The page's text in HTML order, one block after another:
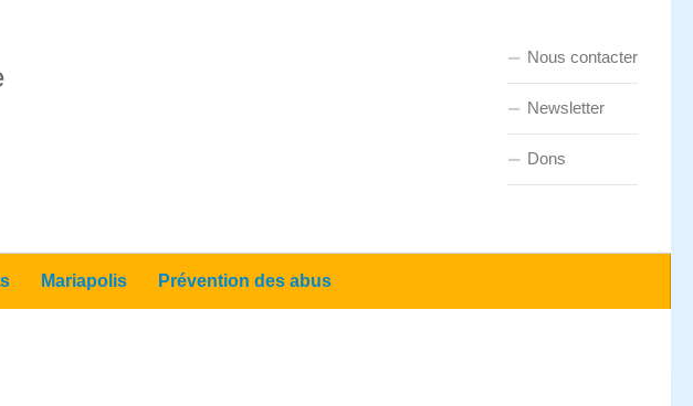
Nous contacter
Newsletter
Dons
Mariapolis Prévention des abus